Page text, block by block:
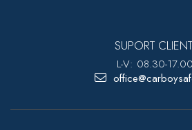
SUPORT
L-V: 08.30-17.00